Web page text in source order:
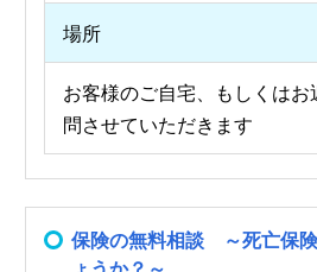
場所
お客様のご自宅、もしくは
問させていただきます
保険の無料相談 ～死亡保